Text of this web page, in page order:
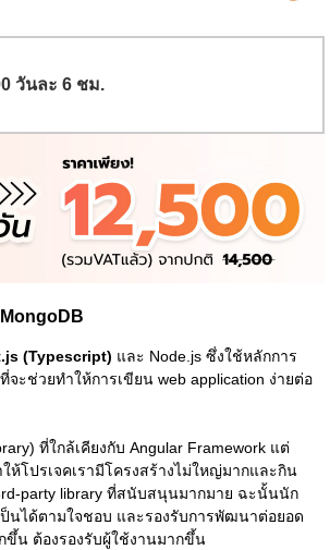
วันละ 6 ชม.
(Typescript) และ Node.js ซึ่งใช้หลักการ
จะช่วยทำให้การเขียน web application ง่ายต่อ
ที่ใกล้เคียงกับ Angular Framework แต่
ห้โปรเจคเรามีโครงสร้างไม่ใหญ่มากและกิน
party library ที่สนับสนุนมากมาย ฉะนั้นนัก
นได้ตามใจชอบ และรองรับการพัฒนาต่อยอด
น ต้องรองรับผู้ใช้งานมากขึ้น